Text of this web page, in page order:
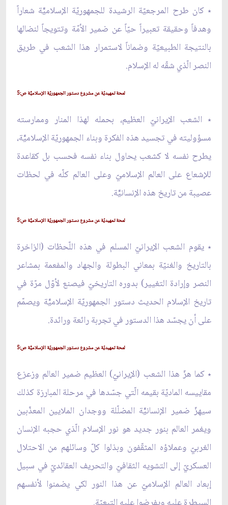
٭ كان طرح المرجعيّة الرشيدة للجمهوريّة الإسلاميّّة شعاراً
وهدفاً وحقيقة تعبيراً حيّاً عن ضمير الأمّة وتتويجاً لنضالها
بالنتيجة الطبيعيّة وضماناً لاستمرار هذا الشعب في طريق
النصر الّذي شقّه له الإسلام.
لمحة تمهيديّة عن مشروع دستور الجمهوريّة الإسلاميّّة ص:5
٭ الشعب الإيرانيّ العظيم، بحمله لهذا المنار وممارسته
مسؤوليته في تجسيد هذه الفكرة وبناء الجمهوريّة الإسلاميّّة،
يطرح نفسه لا كشعب يحاول بناء نفسه فحسب بل كقاعدة
للإشعاع على العالم الإسلاميّ وعلى العالم كلّه في لحظات
عصيبة من تاريخ هذه الإنسانيّّة.
لمحة تمهيديّة عن مشروع دستور الجمهوريّة الإسلاميّّة ص:5
٭ يقوم الشعب الإيرانيّ المسلم في هذه اللّحظات (الزاخرة
بالتاريخ والغنيّة بمعاني البطولة والجهاد والمفعمة بمشاعر
النصر وإرادة التغيير) بدوره التاريخيّ فيصنع لأوّل مرّة في
تاريخ الإسلام الحديث دستور الجمهوريّة الإسلاميّّة ويصمّم
على أن يجسّد هذا الدستور في تجربة رائعة ورائدة.
لمحة تمهيديّة عن مشروع دستور الجمهوريّة الإسلاميّّة ص:5
٭ كما هزّ هذا الشعب (الإيرانيّ) العظيم ضمير العالم وزعزع
مقاييسه الماديّة بقيمه الّتي جسّدها في مرحلة المبارزة كذلك
سيهزّ ضمير الإنسانيّّة المضلّلة ووجدان الملايين المعذّبين
ويغمر العالم بنور جديد هو نور الإسلام الّذي حجبه الإنسان
الغربيّ وعملاؤه المثقّفون وبذلوا كلّ وسائلهم من الاحتلال
العسكريّ إلى التشويه الثقافيّ والتحريف العقائديّ في سبيل
إبعاد العالم الإسلاميّ عن هذا النور لكي يضمنوا لأنفسهم